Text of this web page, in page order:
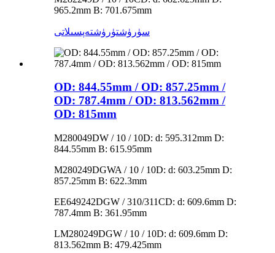
965.2mm B: 701.675mm
سۈرۈشتۈرۈشتەپسىلاتى
OD: 844.55mm / OD: 857.25mm /
OD: 787.4mm / OD: 813.562mm /
OD: 815mm
M280049DW / 10 / 10D: d: 595.312mm D:
844.55mm B: 615.95mm
M280249DGWA / 10 / 10D: d: 603.25mm D:
857.25mm B: 622.3mm
EE649242DGW / 310/311CD: d: 609.6mm D:
787.4mm B: 361.95mm
LM280249DGW / 10 / 10D: d: 609.6mm D:
813.562mm B: 479.425mm